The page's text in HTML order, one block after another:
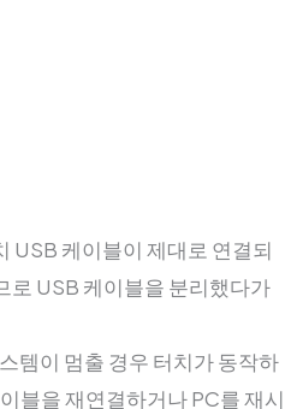
USB 케이블이 제대로 연결되
로 USB 케이블을 분리했다가
템이 멈출 경우 터치가 동작하
블을 재연결하거나 PC를 재시